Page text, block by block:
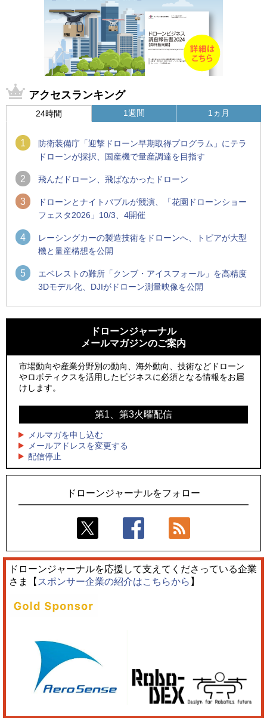
アクセスランキング
24時間
1
防衛装備庁「迎撃ドローン早期取得プログラム」にテラ
ドローンが採択、国産機で量産調達を目指す
2 飛んだドローン、飛ばなかったドローン
3
ドローンとナイトバブルが競演、「花園ドローンショー
フェスタ2026」10/3、4開催
4
レーシングカーの製造技術をドローンへ、トピアが大型
機と量産構想を公開
5
エベレストの難所「クンブ・アイスフォール」を高精度
3Dモデル化、DJIがドローン測量映像を公開
1週間
ン」とドローンショーによる新演出を実施
防衛装備庁「迎撃ドローン早期取得プログラム」にテラドロ
ーンが採択、国産機で量産調達を目指す
レッドクリフ、足利花火大会で映画『スパイダーマン』や
ドローンとナイトバブルが競演、「花園ドローンショーフェ
スタ2026」10/3、4開催
飛んだドローン、飛ばなかったドローン
1ヵ月
ン」とドローンショーによる新演出を実施
国産AUVを社会実装へ、スタートアップ「BlueArch株式会
社」設立
防衛装備庁「迎撃ドローン早期取得プログラム」にテラドロ
サザンビーチちがさき花火大会で「復活の花火」打ち上げ、
キリンビールがライブ中継と連動した支援企画
ロボデックス、2時間超の飛行を目指す新型水素燃料電池ドロ
ーンを公開
ドローンジャーナル
メールマガジンのご案内
市場動向や産業分野別の動向、海外動向、技術などドローン
やロボティクスを活用したビジネスに必須となる情報をお届
けします。
第1、第3火曜配信
メルマガを申し込む
メールアドレスを変更する
配信停止
ドローンジャーナルをフォロー
ドローンジャーナルを応援して支えてくださっている企業
さま【 スポンサー企業の紹介はこちらから 】